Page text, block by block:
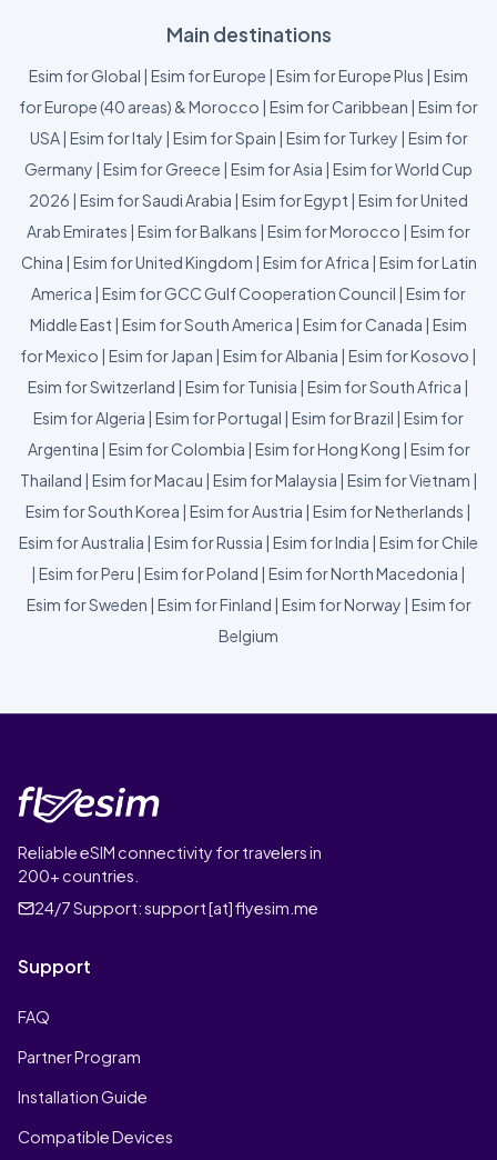
Main destinations
Esim for Global | Esim for Europe | Esim for Europe Plus | Esim
for Europe (40 areas) & Morocco | Esim for Caribbean | Esim for
USA| Esim for Italy | Esim for Spain | Esim for Turkey | Esim for
Germany | Esim for Greece | Esim for Asia | Esim for World Cup
2026 | Esim for Saudi Arabia | Esim for Egypt | Esim for United
Arab Emirates | Esim for Balkans | Esim for Morocco | Esim for
China | Esim for United Kingdom | Esim for Africa | Esim for Latin
America | Esim for GCC Gulf Cooperation Council | Esim for
Middle East | Esim for South America | Esim for Canada | Esim
for Mexico | Esim for Japan | Esim for Albania | Esim for Kosovo |
Esim for Switzerland | Esim for Tunisia | Esim for South Africa |
Esim for Algeria | Esim for Portugal | Esim for Brazil | Esim for
Argentina | Esim for Colombia | Esim for Hong Kong | Esim for
Thailand | Esim for Macau | Esim for Malaysia | Esim for Vietnam |
Esim for South Korea | Esim for Austria | Esim for Netherlands |
Esim for Australia | Esim for Russia | Esim for India | Esim for Chile
| Esim for Peru | Esim for Poland | Esim for North Macedonia |
Esim for Sweden | Esim for Finland | Esim for Norway | Esim for
Belgium
Reliable eSIM connectivity for travelers in
200+ countries.
24/7 Support:support [at] flyesim.me
Support
FAQ
Partner Program
Installation Guide
Compatible Devices